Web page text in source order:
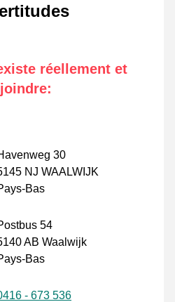
réellement et
:
30
NJ WAALWIJK
Bas
54
AB Waalwijk
Bas
- 673 536